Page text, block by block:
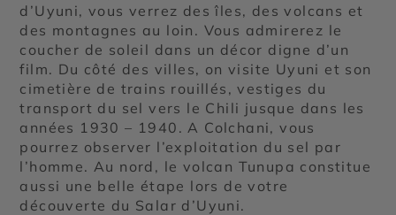
d’Uyuni, vous verrez des îles, des volcans et
des montagnes au loin. Vous admirerez le
coucher de soleil dans un décor digne d’un
film. Du côté des villes, on visite Uyuni et son
cimetière de trains rouillés, vestiges du
transport du sel vers le Chili jusque dans les
années 1930 – 1940. A Colchani, vous
pourrez observer l’exploitation du sel par
l’homme. Au nord, le volcan Tunupa constitue
aussi une belle étape lors de votre
découverte du Salar d’Uyuni.